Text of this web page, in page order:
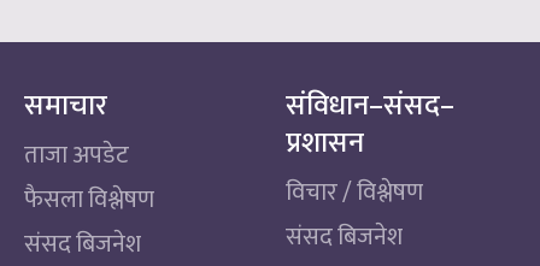
समाचार
ताजा अपडेट
फैसला विश्लेषण
संसद बिजनेश
संविधान–संसद–
प्रशासन
विचार / विश्लेषण
संसद बिजनेश